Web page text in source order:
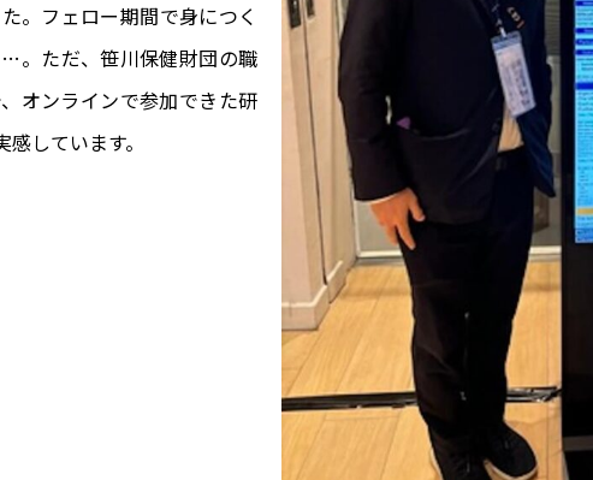
。フェロー期間で身につく
。ただ、笹川保健財団の職
オンラインで参加できた研
しています。